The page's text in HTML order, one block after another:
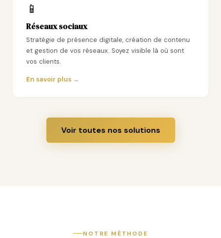
📱
Réseaux sociaux
Stratégie de présence digitale, création de contenu
et gestion de vos réseaux. Soyez visible là où sont
vos clients.
En savoir plus →
Voir toutes nos solutions
NOTRE MÉTHODE